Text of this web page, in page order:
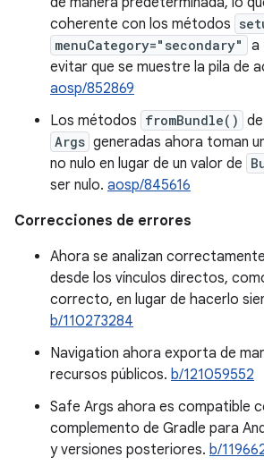
coherente con los métodos
menuCategory="secondary" a
evitar que se muestre la pila de
aosp/852869
Los métodos fromBundle()
Args generadas ahora toman
no nulo en lugar de un valor de
ser nulo. aosp/845616
Correcciones de errores
Ahora se analizan
desde los vínculos directos,
correcto, en lugar de hacerlo
b/110273284
Navigation ahora exporta de
recursos públicos. b/121059552
Safe Args ahora es compatible
complemento de Gradle para
y versiones posteriores. b/